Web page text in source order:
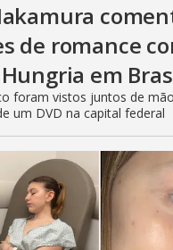
de romance
em
foram vistos juntos de
um DVD na capital federal